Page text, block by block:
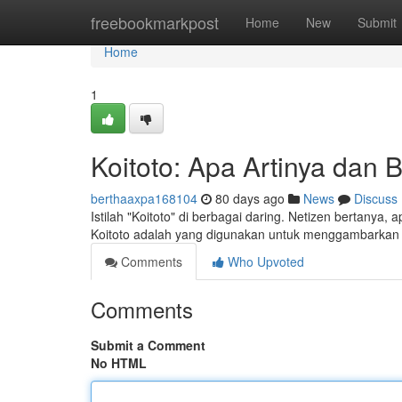
freebookmarkpost Home New Submit
Home
Home
1
Koitoto: Apa Artinya dan
berthaaxpa168104 80 days ago News
Discuss
Istilah "Koitoto" di berbagai daring. Netizen bertanya,
Koitoto adalah yang digunakan untuk
Comments
Who Upvoted
Comments
Submit a Comment
No HTML